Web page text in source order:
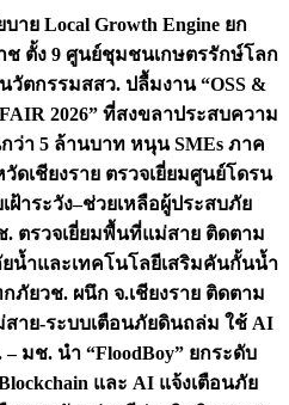
าย Local Growth Engine ยก
ตั้ง 9 ศูนย์ชุมชนเกษตรรักษ์โลก
วัตกรรมสสว. ปลื้มงาน “OSS &
2026” ที่สงขลาประสบความ
กว่า 5 ล้านบาท หนุน SMEs ภาค
วัดเชียงราย ตรวจเยี่ยมศูนย์โดรน
าระวัง–ช่วยเหลือผู้ประสบภัย
. ตรวจเยี่ยมพื้นที่แม่สาย ติดตาม
น้ำและเทคโนโลยีเสริมคันกั้นน้ำ
กภัยวช. ผนึก จ.เชียงราย ติดตาม
าย-ระบบเตือนภัยดินถล่ม ใช้ AI
– มช. นำ “FloodBoy” ยกระดับ
และ AI แจ้งเตือนภัย